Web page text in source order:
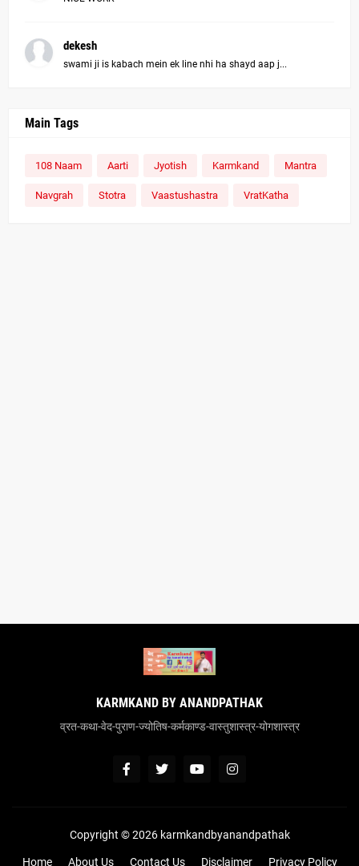
dekesh
swami ji is kabach mein ek line nhi ha shayd aap j...
Main Tags
108 Naam Aarti Jyotish Karmkand Mantra
Navgrah Stotra Vaastushastra VratKatha
KARMKAND BY ANANDPATHAK
व्रत-कथा-वेद-पुराण-ज्योतिष-कर्मकाण्ड-वास्तुशास्त्र-योगशास्त्र
Copyright ©2026 karmkandbyanandpathak
Home About Us Contact Us Disclaimer Privacy Policy